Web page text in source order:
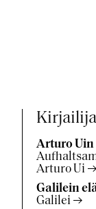
Arturo
Arturo Ui
Galilein
Galilei